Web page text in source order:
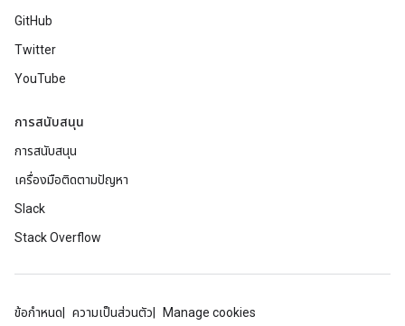
GitHub
Twitter
YouTube
การสนับสนุน
การสนับสนุน
เครื่องมือติดตามปัญหา
Slack
Stack Overflow
ข้อกำหนด ความเป็นส่วนตัว Manage cookies